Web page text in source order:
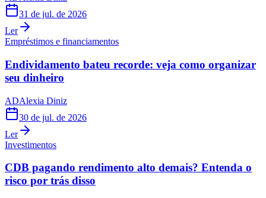
31 de jul. de 2026
Ler
Empréstimos e financiamentos
Endividamento bateu recorde: veja como organizar
seu dinheiro
ADAlexia Diniz
30 de jul. de 2026
Ler
Investimentos
CDB pagando rendimento alto demais? Entenda o
risco por trás disso